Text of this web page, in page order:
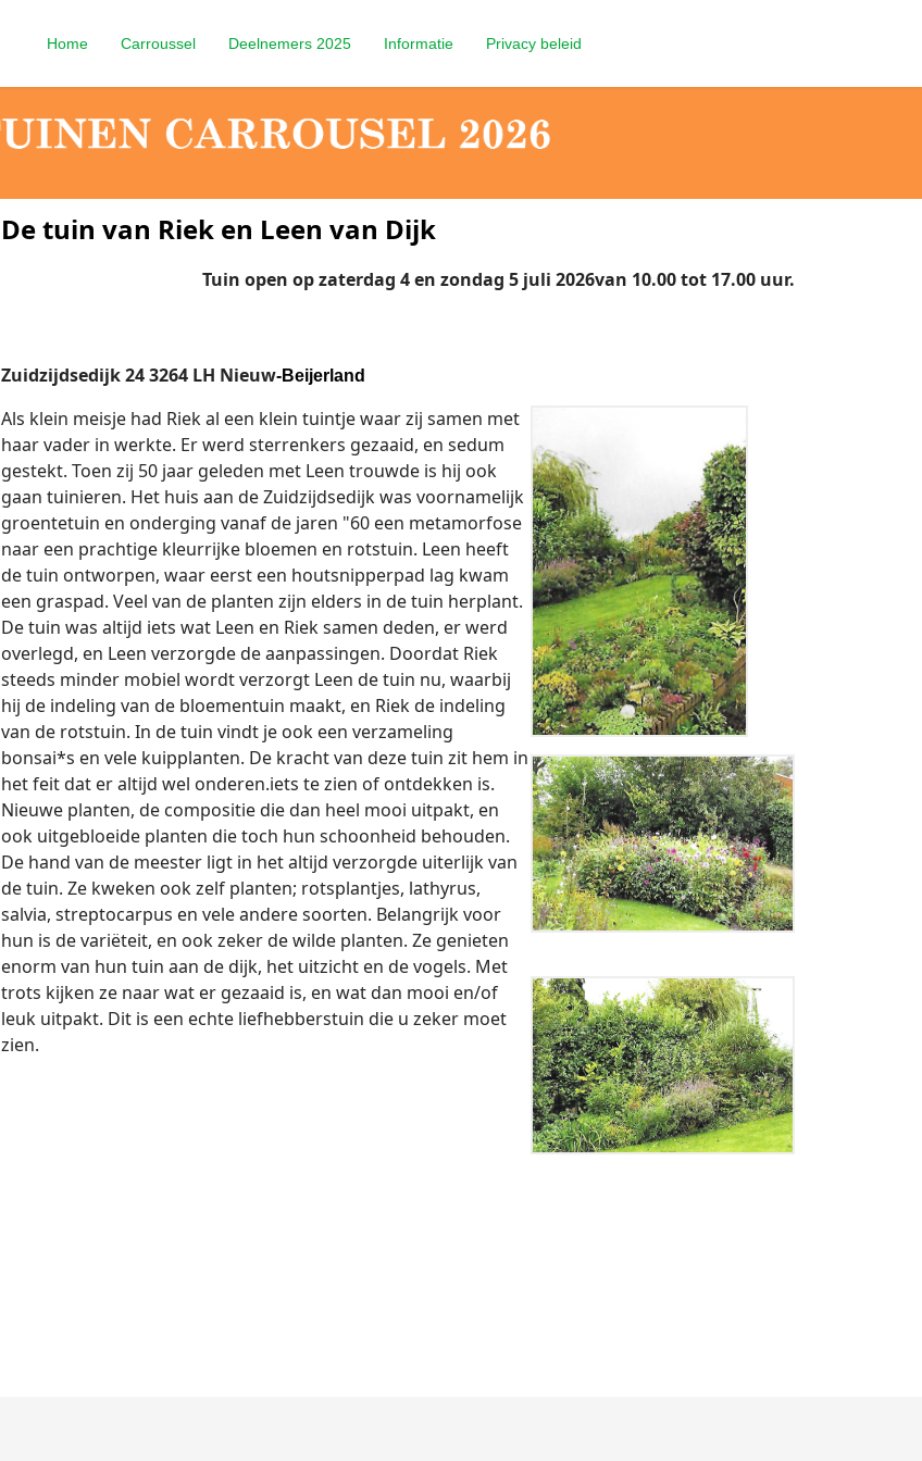
Home Carroussel Deelnemers 2025 Informatie Privacy beleid
De tuin van Riek en Leen van Dijk
Tuin open op zaterdag 4 en zondag 5 juli 2026van 10.00 tot 17.00 uur.
Zuidzijdsedijk 24 3264 LH Nieuw-Beijerland
Als klein meisje had Riek al een klein tuintje waar zij samen met
haar vader in werkte. Er werd sterrenkers gezaaid, en sedum
gestekt. Toen zij 50 jaar geleden met Leen trouwde is hij ook
gaan tuinieren. Het huis aan de Zuidzijdsedijk was voornamelijk
groentetuin en onderging vanaf de jaren "60 een metamorfose
naar een prachtige kleurrijke bloemen en rotstuin. Leen heeft
de tuin ontworpen, waar eerst een houtsnipperpad lag kwam
een graspad. Veel van de planten zijn elders in de tuin herplant.
De tuin was altijd iets wat Leen en Riek samen deden, er werd
overlegd, en Leen verzorgde de aanpassingen. Doordat Riek
steeds minder mobiel wordt verzorgt Leen de tuin nu, waarbij
hij de indeling van de bloementuin maakt, en Riek de indeling
van de rotstuin. In de tuin vindt je ook een verzameling
bonsai*s en vele kuipplanten. De kracht van deze tuin zit hem in
het feit dat er altijd wel on­de­ren.iets te zien of ontdekken is.
Nieuwe planten, de compositie die dan heel mooi uitpakt, en
ook uitgebloeide planten die toch hun schoonheid behouden.
De hand van de meester ligt in het altijd verzorgde uiterlijk van
de tuin. Ze kweken ook zelf planten; rotsplantjes, lathyrus,
salvia, streptocarpus en vele andere soorten. Belangrijk voor
hun is de variëteit, en ook zeker de wilde planten. Ze genieten
enorm van hun tuin aan de dijk, het uitzicht en de vogels. Met
trots kijken ze naar wat er gezaaid is, en wat dan mooi en/of
leuk uitpakt. Dit is een echte liefhebberstuin die u zeker moet
zien.